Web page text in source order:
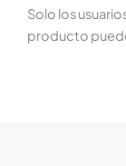
Solo los
producto